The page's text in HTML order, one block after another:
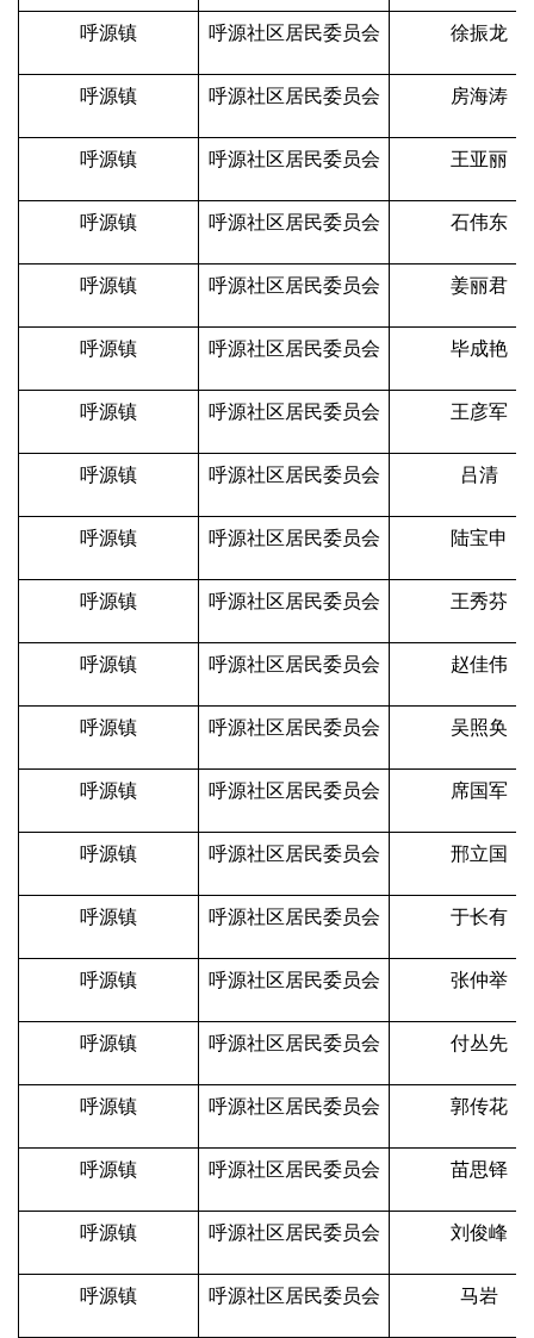
呼源镇 呼源社区居民委员会 徐振龙
呼源镇 呼源社区居民委员会 房海涛
呼源镇 呼源社区居民委员会 王亚丽
呼源镇 呼源社区居民委员会 石伟东
呼源镇 呼源社区居民委员会 姜丽君
呼源镇 呼源社区居民委员会 毕成艳
呼源镇 呼源社区居民委员会 王彦军
呼源镇 呼源社区居民委员会 吕清
呼源镇 呼源社区居民委员会 陆宝申
呼源镇 呼源社区居民委员会 王秀芬
呼源镇 呼源社区居民委员会 赵佳伟
呼源镇 呼源社区居民委员会 吴照奂
呼源镇 呼源社区居民委员会 席国军
呼源镇 呼源社区居民委员会 邢立国
呼源镇 呼源社区居民委员会 于长有
呼源镇 呼源社区居民委员会 张仲举
呼源镇 呼源社区居民委员会 付丛先
呼源镇 呼源社区居民委员会 郭传花
呼源镇 呼源社区居民委员会 苗思铎
呼源镇 呼源社区居民委员会 刘俊峰
呼源镇 呼源社区居民委员会 马岩